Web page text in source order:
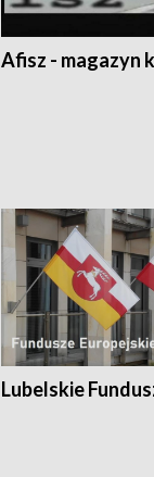
Afisz - magazyn
Lubelskie